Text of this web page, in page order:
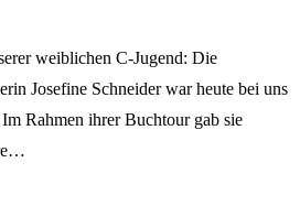
weiblichen C-Jugend: Die
Josefine Schneider war heute bei uns
Rahmen ihrer Buchtour gab sie